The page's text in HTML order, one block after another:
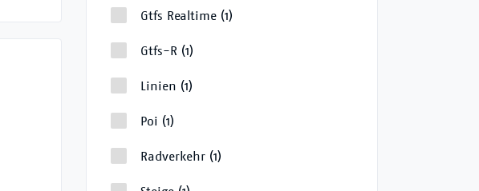
Gtfs Realtime (1)
Gtfs-R (1)
Linien (1)
Poi (1)
Radverkehr (1)